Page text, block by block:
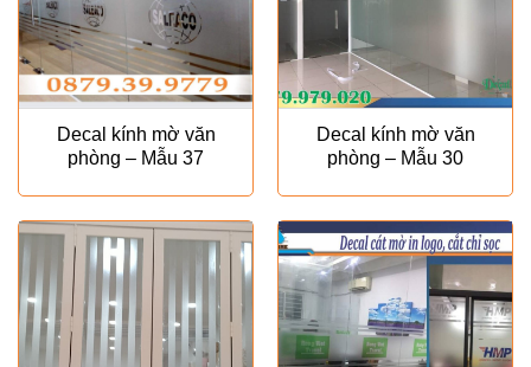
Decal kính mờ văn
phòng – Mẫu 37
Decal kính mờ văn
phòng – Mẫu 30